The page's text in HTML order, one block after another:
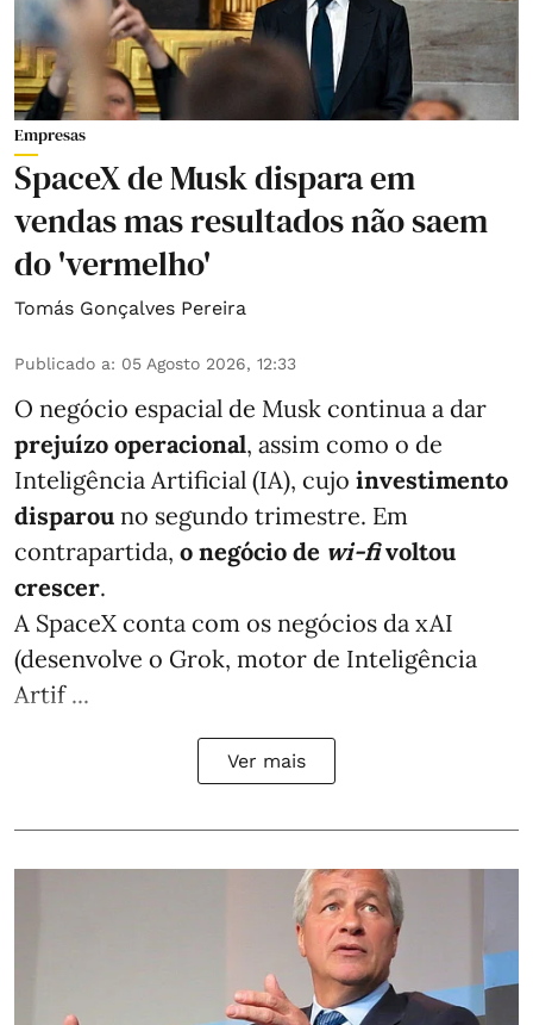
Empresas
SpaceX de Musk dispara em
vendas mas resultados não saem
do 'vermelho'
Tomás Gonçalves Pereira
Publicado a: 05 Agosto 2026, 12:33
O negócio espacial de Musk continua a dar
prejuízo operacional, assim como o de
Inteligência Artificial (IA), cujo investimento
disparou no segundo trimestre. Em
contrapartida, o negócio de wi-fivoltou
crescer.
A SpaceX conta com os negócios da xAI
(desenvolve o Grok, motor de Inteligência
Artif ...
Ver mais